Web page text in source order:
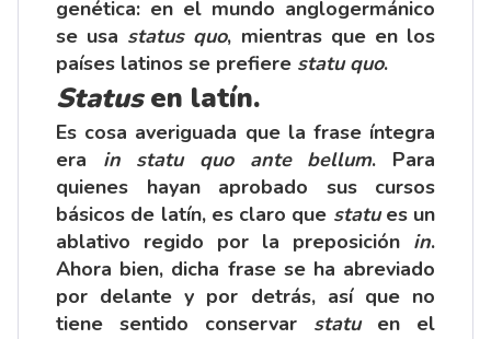
genética: en el mundo anglogermánico
se usa status quo, mientras que en los
países latinos se prefiere statu quo.
Statusen latín.
Es cosa averiguada que la frase íntegra
era in statu quo ante bellum. Para
quienes hayan aprobado sus cursos
básicos de latín, es claro que statues un
ablativo regido por la preposición in.
Ahora bien, dicha frase se ha abreviado
por delante y por detrás, así que no
tiene sentido conservar statu en el